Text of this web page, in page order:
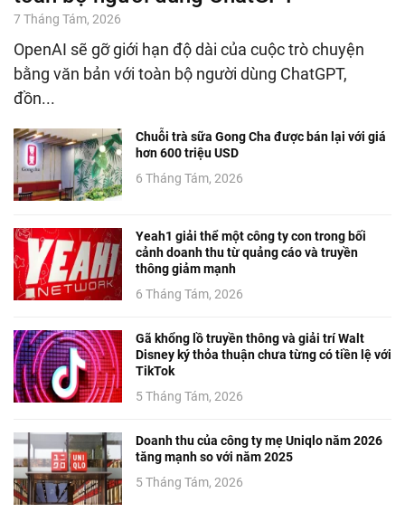
7 Tháng Tám, 2026
OpenAI sẽ gỡ giới hạn độ dài của cuộc trò chuyện
bằng văn bản với toàn bộ người dùng ChatGPT,
đồn...
Chuỗi trà sữa Gong Cha được bán lại với giá
hơn 600 triệu USD
6 Tháng Tám, 2026
Yeah1 giải thể một công ty con trong bối
cảnh doanh thu từ quảng cáo và truyền
thông giảm mạnh
6 Tháng Tám, 2026
Gã khổng lồ truyền thông và giải trí Walt
Disney ký thỏa thuận chưa từng có tiền lệ với
TikTok
5 Tháng Tám, 2026
Doanh thu của công ty mẹ Uniqlo năm 2026
tăng mạnh so với năm 2025
5 Tháng Tám, 2026